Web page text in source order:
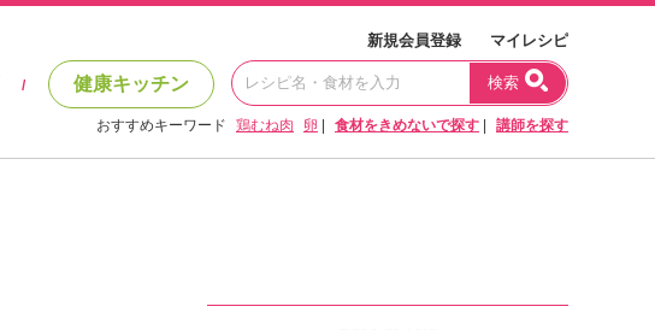
新規会員登録 マイレシピ
/ 健康キッチン 検索
おすすめキーワード 鶏むね肉 卵 食材をきめないで探す 講師を探す